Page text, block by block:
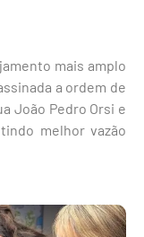
mais amplo
a ordem de
João Pedro Orsi e
melhor vazão